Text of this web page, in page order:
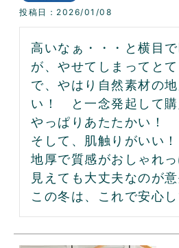
投稿日 2026/01/08
高いなぁ・・・と横目
が、やせてしまってと
で、やはり自然素材の
い！　と一念発起して購
やっぱりあたたかい！
そして、肌触りがいい！
地厚で質感がおしゃれ
見えても大丈夫なのが意
この冬は、これで安心し